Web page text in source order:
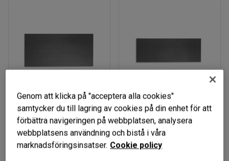
Verktygstavla,
1950x900 mm,
Verktygstavla,
1500x540 mm,
Genom att klicka på "acceptera alla cookies"
samtycker du till lagring av cookies på din enhet för att
förbättra navigeringen på webbplatsen, analysera
webbplatsens användning och bistå i våra
marknadsföringsinsatser. Cookie policy